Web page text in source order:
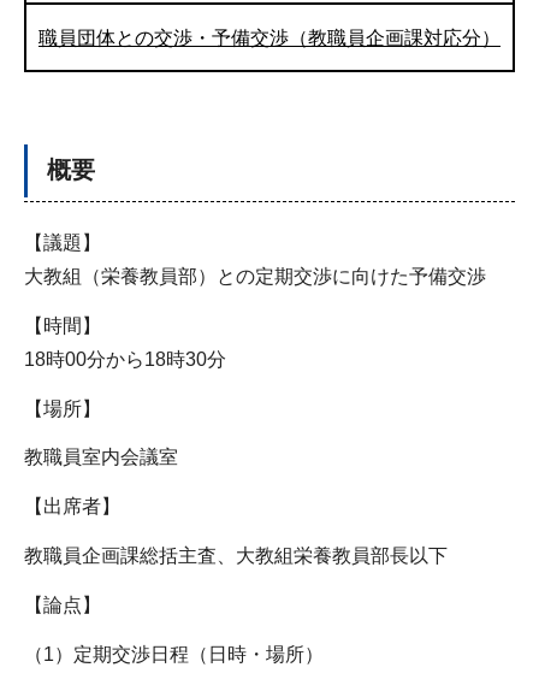
職員団体との交渉・予備交渉（教職員企画課対応分）
概要
【議題】
大教組（栄養教員部）との定期交渉に向けた予備交渉
【時間】
18時00分から18時30分
【場所】
教職員室内会議室
【出席者】
教職員企画課総括主査、大教組栄養教員部長以下
【論点】
（1）定期交渉日程（日時・場所）